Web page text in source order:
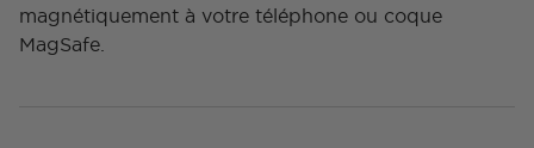
magnétiquement à votre téléphone ou coque
MagSafe.